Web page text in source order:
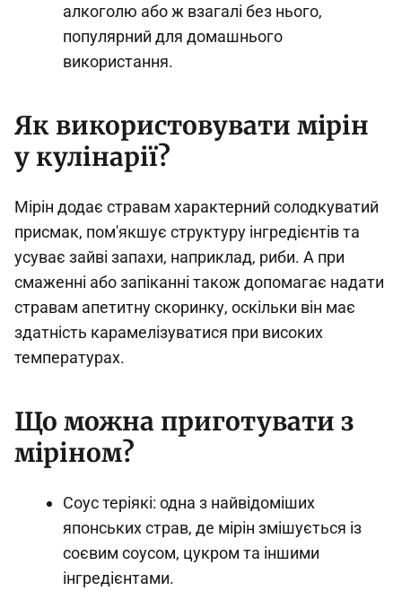
алкоголю або ж взагалі без нього,
популярний для домашнього
використання.
Як використовувати мірін
у кулінарії?
Мірін додає стравам характерний солодкуватий
присмак, пом'якшує структуру інгредієнтів та
усуває зайві запахи, наприклад, риби. А при
смаженні або запіканні також допомагає надати
стравам апетитну скоринку, оскільки він має
здатність карамелізуватися при високих
температурах.
Що можна приготувати з
міріном?
Соус теріякі: одна з найвідоміших
японських страв, де мірін змішується із
соєвим соусом, цукром та іншими
інгредієнтами.